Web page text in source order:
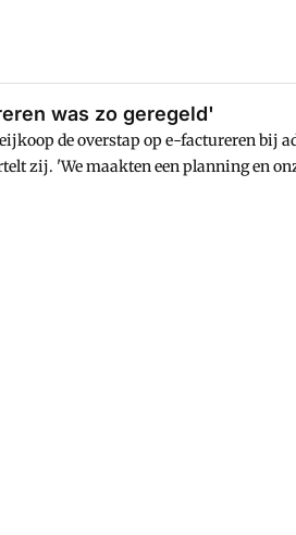
was zo geregeld'
de overstap op e-factureren bij
zij. 'We maakten een planning en